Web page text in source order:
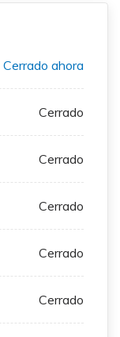
Cerrado ahora
Cerrado
Cerrado
Cerrado
Cerrado
Cerrado